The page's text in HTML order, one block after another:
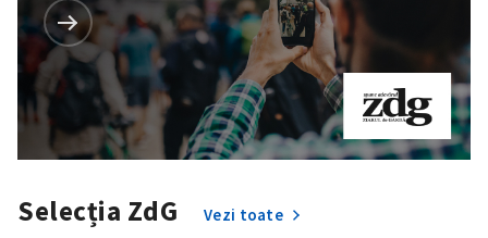
Selecția ZdG Vezi toate